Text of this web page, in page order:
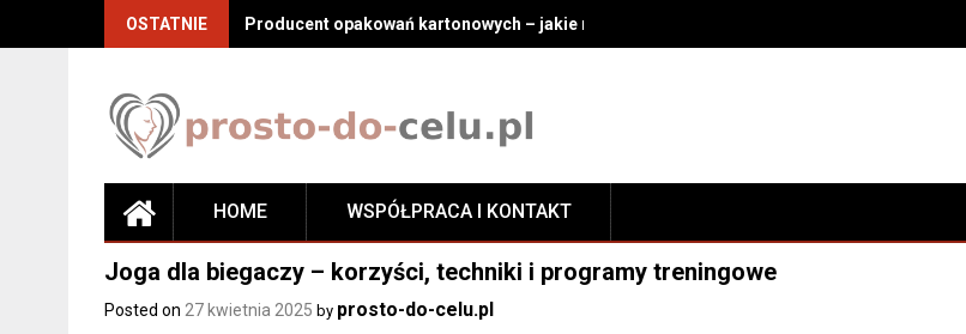
OSTATNIE Producent opakowań kartonowych – jakie rozwiązania wybrać do bezpiecznego
HOME WSPÓŁPRACA I KONTAKT
Joga dla biegaczy – korzyści, techniki i programy treningowe
Posted on 27 kwietnia 2025 by prosto-do-celu.pl